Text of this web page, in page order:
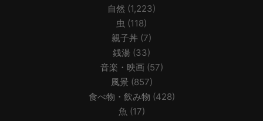
自然 (1,223)
虫 (118)
親子丼 (7)
銭湯 (33)
音楽・映画 (57)
風景(857)
食べ物・飲み物 (428)
魚 (17)